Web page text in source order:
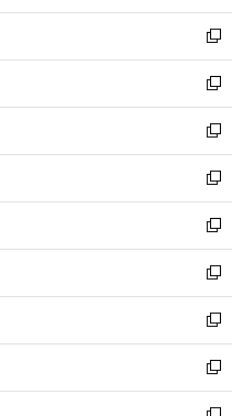
開
く
ウ
で
開
く
ン
ド
ウ
で
開
く
ウ
ィ
ン
ド
ウ
で
開
く
新
し
い
ウ
ィ
ン
ド
ウ
で
開
く
新
し
い
ウ
ィ
ン
ド
ウ
で
開
く
新
し
い
ウ
ィ
ン
ド
ウ
で
開
く
新
し
い
ウ
ィ
ン
ド
ウ
で
開
新
し
い
ウ
ィ
ン
ド
ウ
新
し
い
ウ
ィ
ン
新
し
い
ウ
新
し